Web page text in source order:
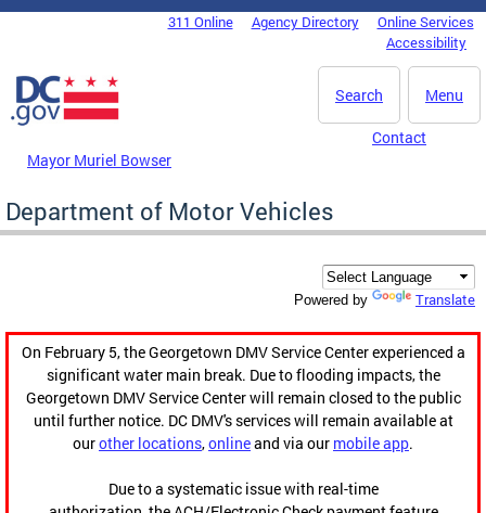
Skip to main content
DC Agency Top Menu311 Online Agency Directory
Online Services
Accessibility
Menu
Search
Mayor Muriel Bowser
Contact
Department of Motor Vehicles
Powered by Translate
On February 5, the Georgetown DMV Service Center experienced a
significant water main break. Due to flooding impacts, the
Georgetown DMV Service Center will remain closed to the public
until further notice. DC DMV's services will remain available at
ourother locations,onlineand via our mobile app.
Due to a systematic issue with real-time